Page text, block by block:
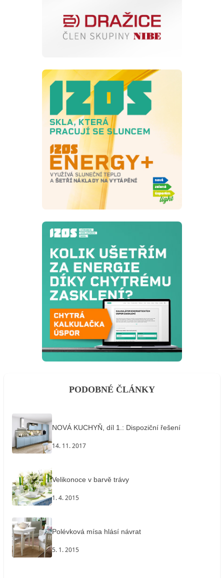
PODOBNÉ ČLÁNKY
NOVÁ KUCHYŇ, díl 1.: Dispoziční řešení
14. 11. 2017
Velikonoce v barvě trávy
1. 4. 2015
Polévková mísa hlásí návrat
5. 1. 2015